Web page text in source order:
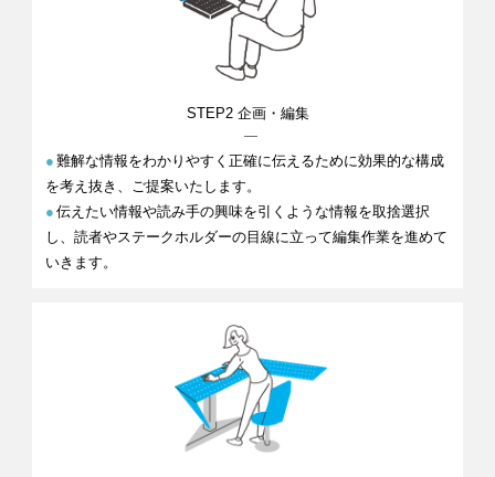
STEP2企画・ 編集
● 難解な情報をわかりやすく正確に伝えるために効果的な構成
を考え抜き、ご提案いたします。
● 伝えたい情報や読み手の興味を引くような情報を取捨選択
し、読者やステークホルダーの目線に立って編集作業を進めて
いきます。